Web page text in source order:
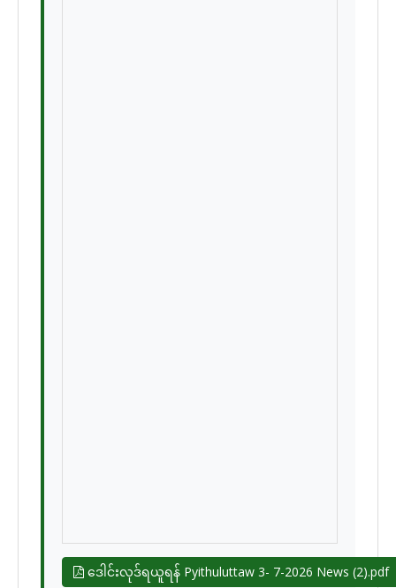
ဒေါင်းလုဒ်ရယူရန် Pyithuluttaw 3- 7-2026 News (2).pdf